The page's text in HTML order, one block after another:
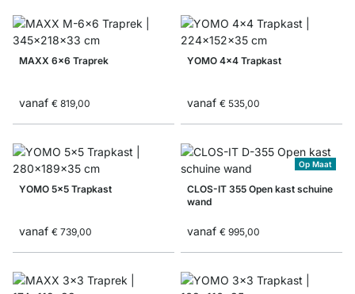
MAXX 6x6 Traprek
vanaf € 819,00
YOMO 4x4 Trapkast
vanaf € 535,00
YOMO 5x5 Trapkast
vanaf € 739,00
Op Maat
CLOS-IT 355 Open kast schuine
wand
vanaf € 995,00